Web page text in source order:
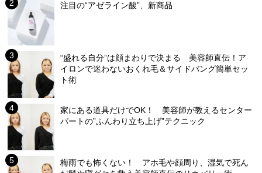
注目の“アゼライン酸”、新商品
“盛れる自分”は顔まわりで決まる 美容師直伝！ア
イロンで迷わないおくれ毛＆サイドバング簡単セッ
ト術
家にある道具だけでOK！ 美容師が教えるセンター
パートの”ふんわり立ち上げ”テクニック
梅雨でも怖くない！ アホ毛や顔周り、湿気で死ん